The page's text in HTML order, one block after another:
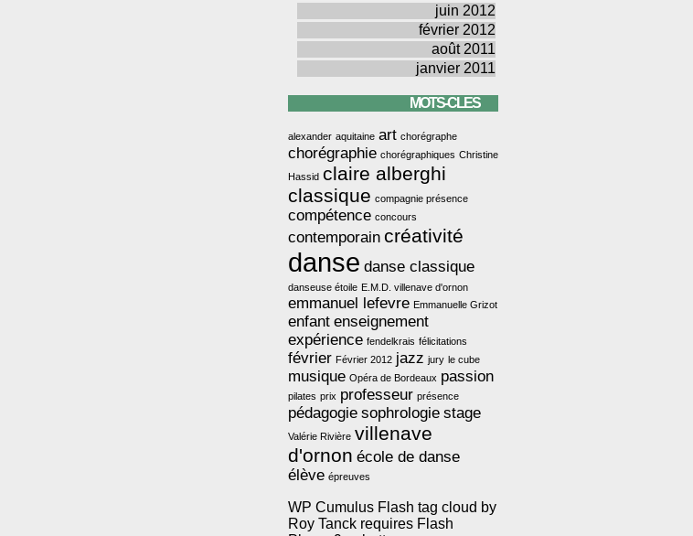
juin 2012
février 2012
août 2011
janvier 2011
MOTS-CLES
alexander aquitaine art chorégraphe
chorégraphie chorégraphiques Christine
Hassid claire alberghi
classique compagnie présence
compétence concours
contemporain créativité
danse danse classique
danseuse étoile E.M.D. villenave d'ornon
emmanuel lefevre Emmanuelle Grizot
enfant enseignement
expérience fendelkrais félicitations
février Février 2012 jazz jury le cube
musique Opéra de Bordeaux passion
pilates prix professeur présence
pédagogie sophrologie stage
Valérie Rivière villenave
d'ornon école de danse
élève épreuves
WP Cumulus Flash tag cloud by
Roy Tanck requires Flash